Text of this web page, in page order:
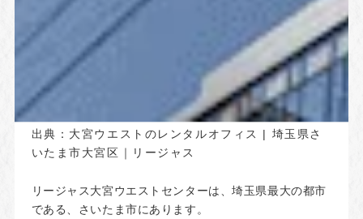
出典： 大宮ウエストのレンタルオフィス | 埼玉県さ
いたま市大宮区｜リージャス
リージャス大宮ウエストセンターは、埼玉県最大の都市
である、さいたま市にあります。